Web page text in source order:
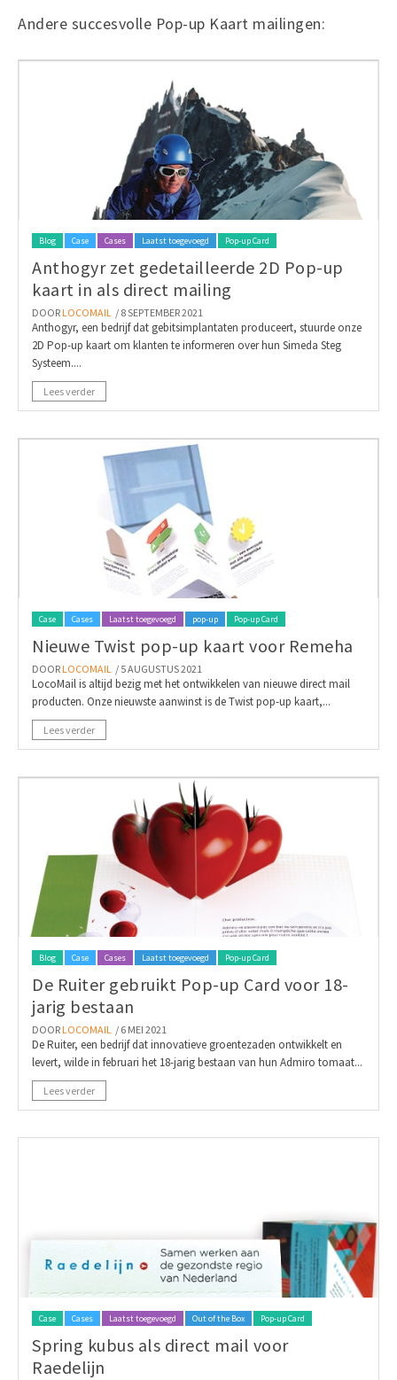
Andere succesvolle Pop-up Kaart mailingen:
Blog Case Cases Laatst toegevoegd Pop-up Card
Anthogyr zet gedetailleerde 2D Pop-up
kaart in als direct mailing
DOOR LOCOMAIL / 8 SEPTEMBER 2021
Anthogyr, een bedrijf dat gebitsimplantaten produceert, stuurde onze
2D Pop-up kaart om klanten te informeren over hun Simeda Steg
Systeem....
Lees verder
Case Cases Laatst toegevoegd pop-up Pop-up Card
Nieuwe Twist pop-up kaart voor Remeha
DOOR LOCOMAIL / 5 AUGUSTUS 2021
LocoMail is altijd bezig met het ontwikkelen van nieuwe direct mail
producten. Onze nieuwste aanwinst is de Twist pop-up kaart,...
Lees verder
Blog Case Cases Laatst toegevoegd Pop-up Card
De Ruiter gebruikt Pop-up Card voor 18-
jarig bestaan
DOOR LOCOMAIL / 6 MEI 2021
De Ruiter, een bedrijf dat innovatieve groentezaden ontwikkelt en
levert, wilde in februari het 18-jarig bestaan van hun Admiro tomaat...
Lees verder
Case Cases Laatst toegevoegd Out of the Box Pop-up Card
Spring kubus als direct mail voor
Raedelijn